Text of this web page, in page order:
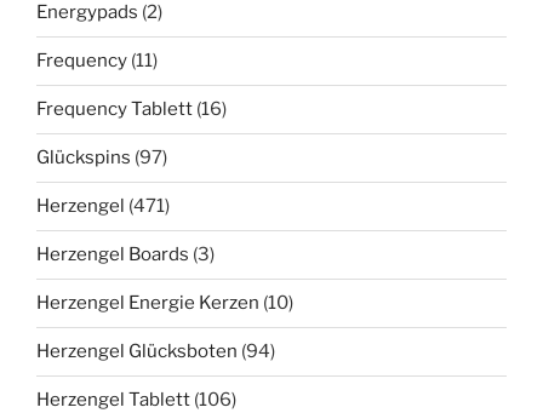
Energypads (2)
Frequency (11)
Frequency Tablett (16)
Glückspins (97)
Herzengel (471)
Herzengel Boards (3)
Herzengel Energie Kerzen (10)
Herzengel Glücksboten (94)
Herzengel Tablett (106)